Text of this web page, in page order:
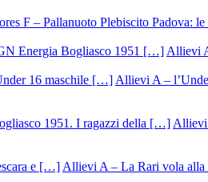
F – Pallanuoto Plebiscito Padova:
Allievi
Allievi A –
Allievi
Allievi A – La Rari vola alla